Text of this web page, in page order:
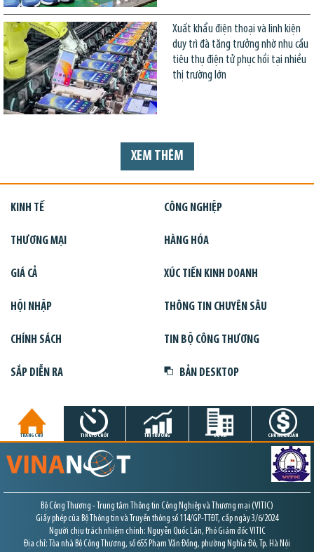
Xuất khẩu điện thoại và linh kiện
duy trì đà tăng trưởng nhờ nhu cầu
tiêu thụ điện tử phục hồi tại nhiều
thị trường lớn
XEM THÊM
KINH TẾ CÔNG NGHIỆP
THƯƠNG MẠI HÀNG HÓA
GIÁ CẢ XÚC TIẾN KINH DOANH
HỘI NHẬP THÔNG TIN CHUYÊN SÂU
CHÍNH SÁCH TIN BỘ CÔNG THƯƠNG
SẮP DIỄN RA BẢN DESKTOP
TRANG CHỦ TIN GIỜ CHÓT THỊ TRƯỜNG DỰ ÁN CHỨNG KHOÁN
Bộ Công Thương - Trung tâm Thông tin Công Nghiệp và Thương mại (VITIC)
Giấy phép của Bộ Thông tin và Truyền thông số 114/GP-TTĐT, cấp ngày 3/6/2024
Người chịu trách nhiệm chính: Nguyễn Quốc Lân, Phó Giám đốc VITIC
Địa chỉ: Tòa nhà Bộ Công Thương, số 655 Phạm Văn Đồng, phường Nghĩa Đô, Tp. Hà Nội